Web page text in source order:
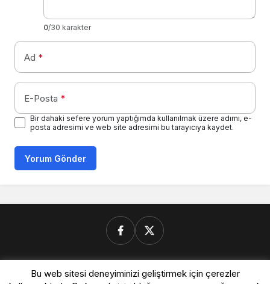
0/30 karakter
Ad *
E-Posta *
Bir dahaki sefere yorum yaptığımda kullanılmak üzere adımı, e-
posta adresimi ve web site adresimi bu tarayıcıya kaydet.
Yorum Gönder
Donanimforum.com
Bu web sitesi deneyiminizi geliştirmek için çerezler